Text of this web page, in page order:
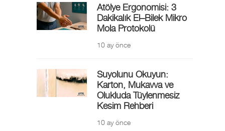
Atölye Ergonomisi: 3
Dakikalık El–Bilek Mikro
Mola Protokolü
10 ay önce
Suyolunu Okuyun:
Karton, Mukavva ve
Olukluda Tüylenmesiz
Kesim Rehberi
10 ay önce